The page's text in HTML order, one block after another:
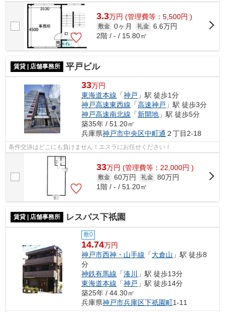
物件で目的地に応じて路線を選ぶこと...
3.3万円 (管理費等：5,500円 )
敷金 0ヶ月 礼金 6.6万円
2階 / - / 15.80㎡
賃貸 | 店舗事務所 平戸ビル
33万円
東海道本線 「神戸 」駅 徒歩1分
神戸高速東西線 「高速神戸 」駅 徒歩3分
神戸高速南北線 「新開地 」駅 徒歩5分
築35年 / 51.20㎡
兵庫県神戸市中央区中町通 ２丁目2-18
条件交渉はどこにも負けません！エスラにお任せください！
33万円 (管理費等：22,000円 )
敷金 60万円 礼金 80万円
1階 / - / 51.20㎡
賃貸 | 店舗事務所 レスパス下祇園
敷0
14.74万円
神戸市西神・山手線 「大倉山 」駅 徒歩8
分
神鉄有馬線 「湊川
」駅 徒歩13分
東海道本線 「神戸 」駅 徒歩14分
築25年 / 44.30㎡
兵庫県神戸市兵庫区下祇園町1-11